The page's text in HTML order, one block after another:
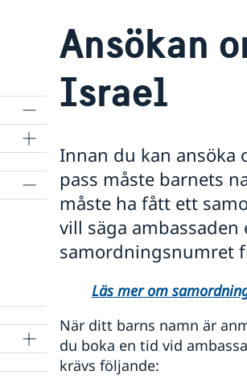
Ansökan
Israel
Innan du kan ansöka
pass måste barnets
måste ha fått ett
vill säga
samordningsnumret
Läs mer om
När ditt barns namn är
du boka en tid vid
krävs följande: